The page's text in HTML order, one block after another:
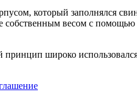
который заполнялся
весом с
широко